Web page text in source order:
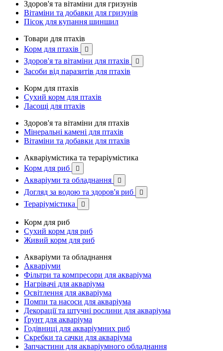
Здоров'я та вітаміни для гризунів
Вітаміни та добавки для гризунів
Пісок для купання шиншил
Товари для птахів
Корм для птахів

Здоров'я та вітаміни для птахів 
Засоби від паразитів для птахів
Корм для птахів
Сухий корм для птахів
Ласощі для птахів
Здоров'я та вітаміни для птахів
Мінеральні камені для птахів
Вітаміни та добавки для птахів
Акваріумістика та тераріумістика
Корм для риб

Акваріуми та обладнання 
Догляд за водою та здоров'я риб 
Тераріумістика 
Корм для риб
Сухий корм для риб
Живий корм для риб
Акваріуми та обладнання
Акваріуми
Фільтри та компресори для акваріума
Нагрівачі для акваріума
Освітлення для акваріума
Помпи та насоси для акваріума
Декорації та штучні рослини для акваріума
Ґрунт для акваріума
Годівниці для акваріумних риб
Скребки та сачки для акваріума
Запчастини для акваріумного обладнання